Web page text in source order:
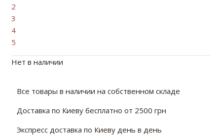
2
3
4
5
Нет в наличии
Все товары в наличии на собственном складе
Доставка по Киеву бесплатно от 2500 грн
Экспресс доставка по Киеву день в день